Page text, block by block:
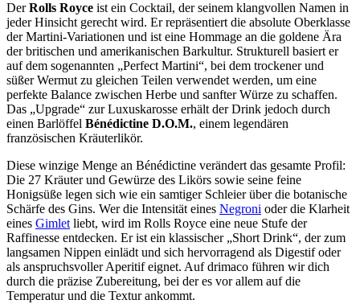
DerRolls Royce ist ein Cocktail, der seinem klangvollen Namen in
jeder Hinsicht gerecht wird. Er repräsentiert die absolute Oberklasse
der Martini-Variationen und ist eine Hommage an die goldene Ära
der britischen und amerikanischen Barkultur. Strukturell basiert er
auf dem sogenannten „Perfect Martini“, bei dem trockener und
süßer Wermut zu gleichen Teilen verwendet werden, um eine
perfekte Balance zwischen Herbe und sanfter Würze zu schaffen.
Das „Upgrade“ zur Luxuskarosse erhält der Drink jedoch durch
einen Barlöffel Bénédictine D.O.M., einem legendären
französischen Kräuterlikör.
Diese winzige Menge an Bénédictine verändert das gesamte Profil:
Die 27 Kräuter und Gewürze des Likörs sowie seine feine
Honigsüße legen sich wie ein samtiger Schleier über die botanische
Schärfe des Gins. Wer die Intensität eines Negroni oder die Klarheit
eines Gimletliebt, wird im Rolls Royce eine neue Stufe der
Raffinesse entdecken. Er ist ein klassischer „Short Drink“, der zum
langsamen Nippen einlädt und sich hervorragend als Digestif oder
als anspruchsvoller Aperitif eignet. Auf drimaco führen wir dich
durch die präzise Zubereitung, bei der es vor allem auf die
Temperatur und die Textur ankommt.